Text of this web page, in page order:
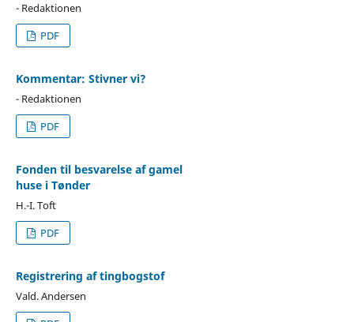
- Redaktionen
PDF
Kommentar: Stivner vi?
- Redaktionen
PDF
Fonden til besvarelse af gamel
huse i Tønder
H.-I. Toft
PDF
Registrering af tingbogstof
Vald. Andersen